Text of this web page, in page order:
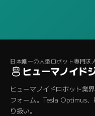
日本唯一の人型ロボット専門求
ヒューマノイド
ヒューマノイドロボット業
フォーム。Tesla Optimus
り扱い。